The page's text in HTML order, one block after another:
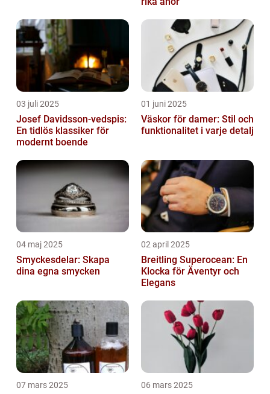
03 juli 2025
Josef Davidsson-vedspis:
En tidlös klassiker för
modernt boende
01 juni 2025
Väskor för damer: Stil och
funktionalitet i varje detalj
04 maj 2025
Smyckesdelar: Skapa
dina egna smycken
02 april 2025
Breitling Superocean: En
Klocka för Äventyr och
Elegans
07 mars 2025 06 mars 2025